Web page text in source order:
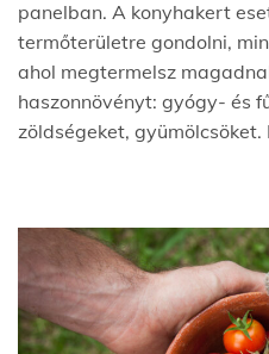
panelban. A konyhakert
termőterületre gondolni,
ahol megtermelsz
haszonnövényt: gyógy- és
zöldségeket, gyümölcsöket.